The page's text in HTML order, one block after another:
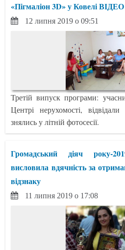
«Пігмаліон 3D» у Ковелі ВІДЕО
12 липня 2019 о 09:51
Третій випуск програми:
Центрі нерухомості,
знялись у літній фотосесії.
Громадський діяч року-
висловила вдячність за
відзнаку
11 липня 2019 о 17:08